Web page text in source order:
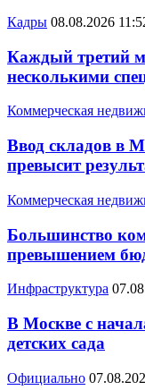
Кадры 08.08.2026
Каждый третий
несколькими
Коммерческая
Ввод складов в
превысит
Коммерческая
Большинство
превышением
Инфраструктура
В Москве с
детских сада
Официально